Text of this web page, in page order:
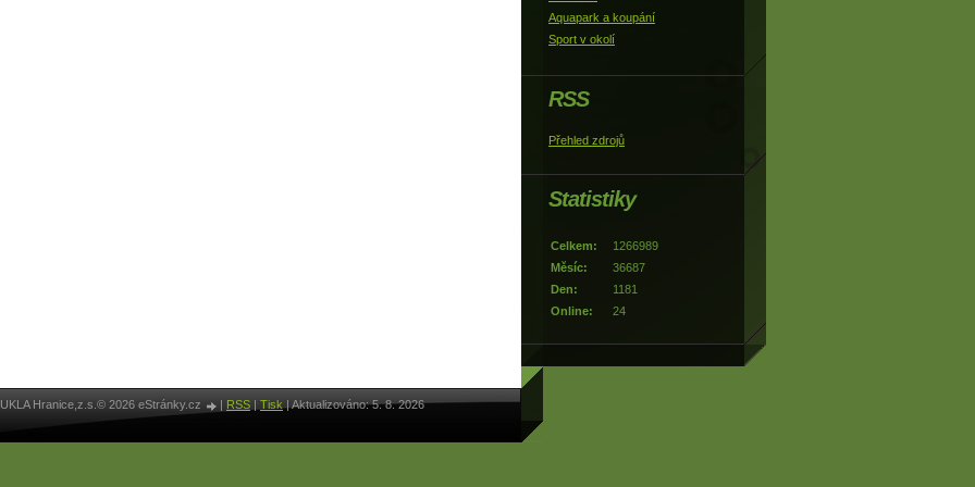
Aquapark a koupání
Sport v okolí
RSS
Přehled zdrojů
Statistiky
Online: 24
Celkem:
1266989
Měsíc:
36687
Den:
1181
Hranice,z.s.© 2026 eStránky.cz RSS Tisk Aktualizováno: 5. 8. 2026